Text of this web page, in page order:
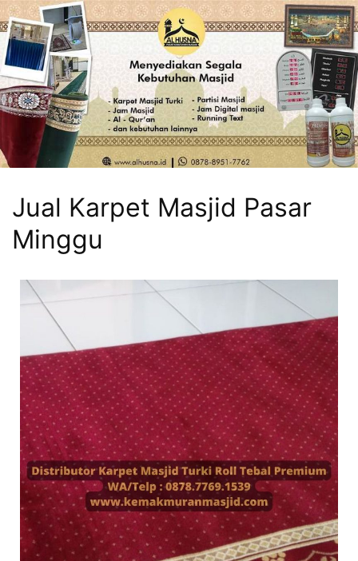
Jual Karpet Masjid Pasar
Minggu